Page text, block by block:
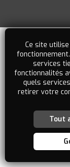
Ce site
services
fonctionnalités
quels
retirer votre
Vous êtes libre
activer. En
Tout